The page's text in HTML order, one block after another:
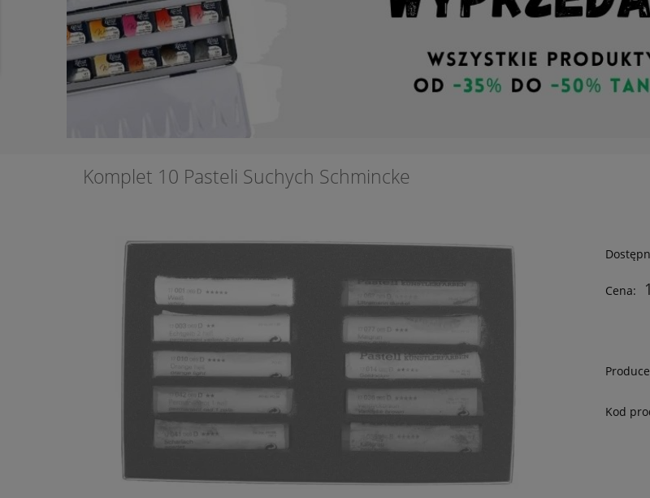
Komplet 10 Pasteli Suchych Schmincke
Cena:
Kod